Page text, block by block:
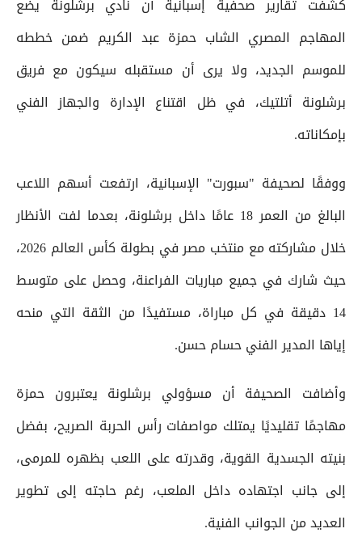
كشفت تقارير صحفية إسبانية أن نادي برشلونة يضع
المهاجم المصري الشاب حمزة عبد الكريم ضمن خططه
للموسم الجديد، ولا يرى أن مستقبله سيكون مع فريق
برشلونة أتلتيك، في ظل اقتناع الإدارة والجهاز الفني
بإمكاناته.
ووفقًا لصحيفة "سبورت" الإسبانية، ارتفعت أسهم اللاعب
البالغ من العمر 18 عامًا داخل برشلونة، بعدما لفت الأنظار
خلال مشاركته مع منتخب مصر في بطولة كأس العالم 2026،
حيث شارك في جميع مباريات الفراعنة، وحصل على متوسط
14 دقيقة في كل مباراة، مستفيدًا من الثقة التي منحه
إياها المدير الفني حسام حسن.
وأضافت الصحيفة أن مسؤولي برشلونة يعتبرون حمزة
مهاجمًا تقليديًا يمتلك مواصفات رأس الحربة الصريح، بفضل
بنيته الجسدية القوية، وقدرته على اللعب بظهره للمرمى،
إلى جانب اجتهاده داخل الملعب، رغم حاجته إلى تطوير
العديد من الجوانب الفنية.